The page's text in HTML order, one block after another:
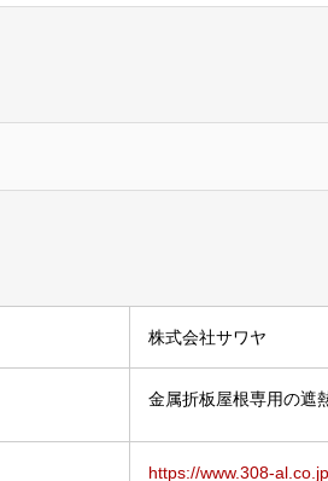
株式会社サワヤ
金属折板屋根専用の遮
https://www.308-